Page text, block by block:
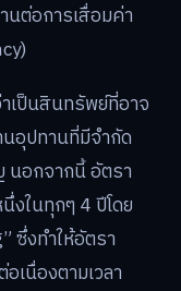
ต่อการเสื่อมค่า
เป็นสินทรัพย์ที่อาจ
อุปทานที่มีจำกัด
นอกจากนี้ อัตรา
งในทุกๆ 4 ปีโดย
ซึ่งทำให้อัตรา
เนื่องตามเวลา